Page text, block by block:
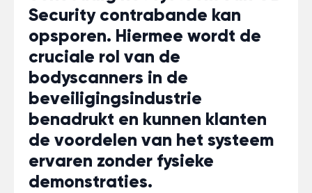
Security contrabande kan
opsporen. Hiermee wordt de
cruciale rol van de
bodyscanners in de
beveiligingsindustrie
benadrukt en kunnen klanten
de voordelen van het systeem
ervaren zonder fysieke
demonstraties.